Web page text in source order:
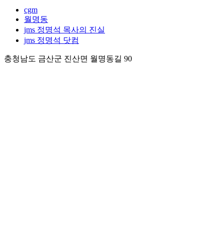
cgm
월명동
jms 정명석 목사의 진실
jms 정명석 닷컴
충청남도 금산군 진산면 월명동길 90